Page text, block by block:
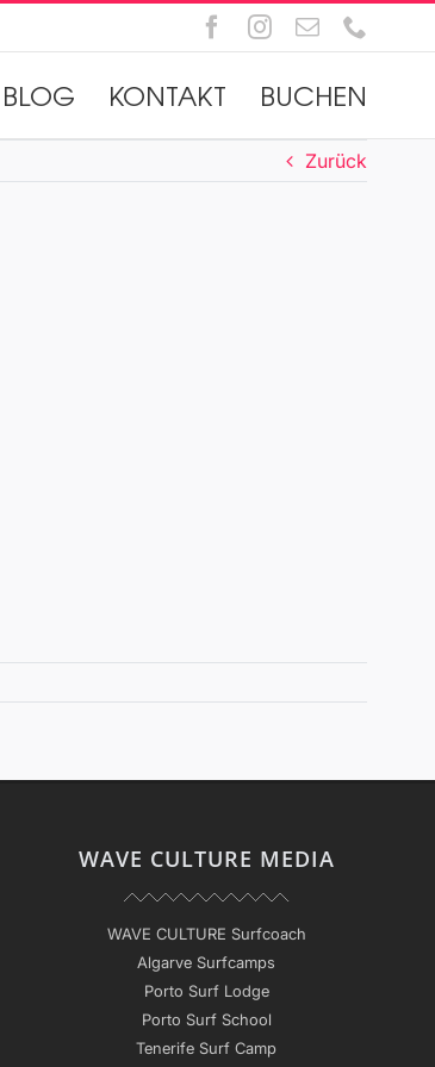
Facebook
Instagram
E-
Mail
BLOG KONTAKT BUCHEN
Zurück
WAVE CULTURE MEDIA
WAVE CULTURE Surfcoach
Algarve Surfcamps
Porto Surf Lodge
Porto Surf School
Tenerife Surf Camp